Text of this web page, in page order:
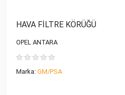
HAVA FİLTRE KÖRÜĞÜ
OPEL ANTARA
Marka: GM/PSA